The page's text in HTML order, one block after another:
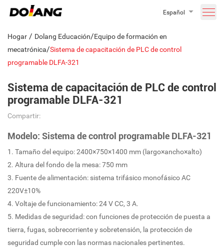
Español
Hogar / Dolang Educación/Equipo de formación en
mecatrónica/Sistema de capacitación de PLC de control
programable DLFA-321
Sistema de capacitación de PLC de control
programable DLFA-321
Compartir:
Modelo: Sistema de control programable DLFA-321
1. Tamaño del equipo: 2400×750×1400 mm (largo×ancho×alto)
2. Altura del fondo de la mesa: 750 mm
3. Fuente de alimentación: sistema trifásico monofásico AC
220V±10%
4. Voltaje de funcionamiento: 24 V CC, 3 A.
5. Medidas de seguridad: con funciones de protección de puesta a
tierra, fugas, sobrecorriente y sobretensión, la protección de
seguridad cumple con las normas nacionales pertinentes.